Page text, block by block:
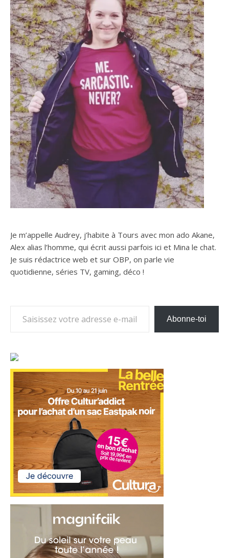
Je m’appelle Audrey, j’habite à Tours avec mon ado Akane,
Alex alias l’homme, qui écrit aussi parfois ici et Mina le chat.
Je suis rédactrice web et sur OBP, on parle vie
quotidienne, séries TV, gaming, déco !
Abonne-toi